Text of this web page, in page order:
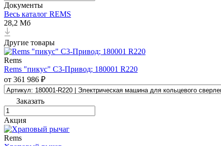
Документы
Весь каталог REMS
28,2 Мб
Другие товары
Rems
Rems "пикус" С3-Привод; 180001 R220
от 361 986 ₽
Заказать
Акция
Rems